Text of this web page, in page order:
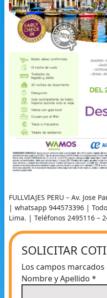
FULLVIAJES PERU – Av. Jose
| whatsapp 944573396 |
Lima. | Teléfonos 2495116 –
SOLICITAR
Los campos marcados
Nombre y Apellido *